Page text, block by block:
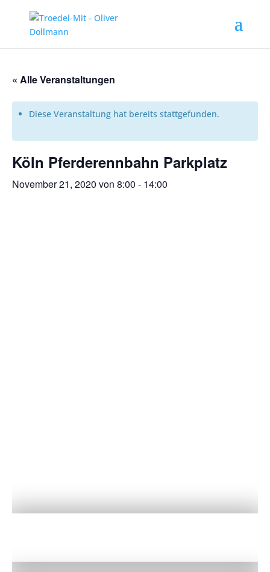
« Alle Veranstaltungen
Diese Veranstaltung hat bereits stattgefunden.
Köln Pferderennbahn Parkplatz
November 21, 2020 von 8:00 - 14:00